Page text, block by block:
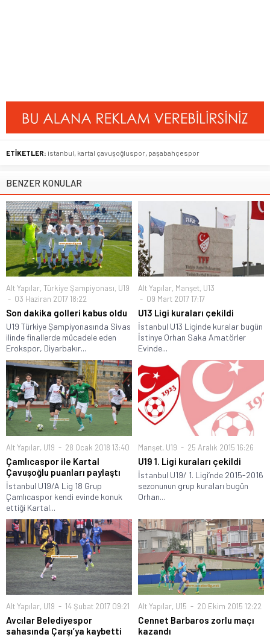
ETİKETLER: istanbul kartal çavuşoğluspor paşabahçespor
BENZER KONULAR
Alt Yapılar, Türkiye Şampiyonası, U19
03 Haziran 2017 18:22
Son dakika golleri kabus oldu
U19 Türkiye Şampiyonasında Sivas
ilinde finallerde mücadele eden
Erokspor, Diyarbakır...
Alt Yapılar, Manşet, U13
09 Mart 2017 17:17
U13 Ligi kuraları çekildi
İstanbul U13 Liginde kuralar bugün
İstinye Orhan Saka Amatörler
Evinde...
Alt Yapılar, U19 28 Ocak 2018 13:40
Çamlıcaspor ile Kartal
Çavuşoğlu puanları paylaştı
İstanbul U19/A Lig 18 Grup
Çamlıcaspor kendi evinde konuk
ettiği Kartal...
Manşet, U19 25 Aralık 2015 16:26
U19 1. Ligi kuraları çekildi
İstanbul U19/ 1. Ligi’nde 2015-2016
sezonunun grup kuraları bugün
Orhan...
Alt Yapılar, U19 14 Şubat 2017 09:21
Avcılar Belediyespor
sahasında Çarşı’ya kaybetti
Alt Yapılar, U15 20 Ekim 2015 12:22
Cennet Barbaros zorlu maçı
kazandı